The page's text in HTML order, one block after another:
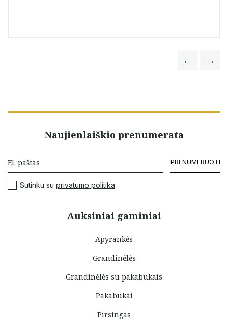
Auksiniai gaminiai
Apyrankės
Grandinėlės
Grandinėlės su pakabukais
Pakabukai
Pirsingas
Naujienlaiškio prenumerata
PRENUMERUOTI
Sutinku su privatumo politika